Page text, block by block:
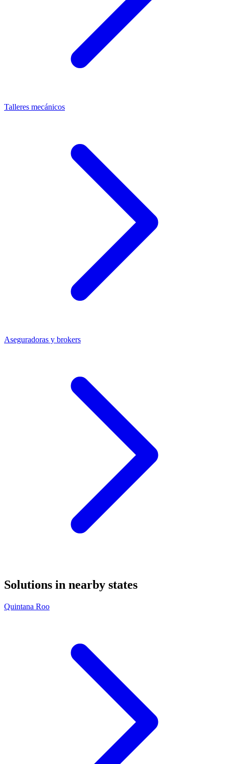
Talleres mecánicos
Aseguradoras y brokers
Solutions in nearby states
Quintana Roo